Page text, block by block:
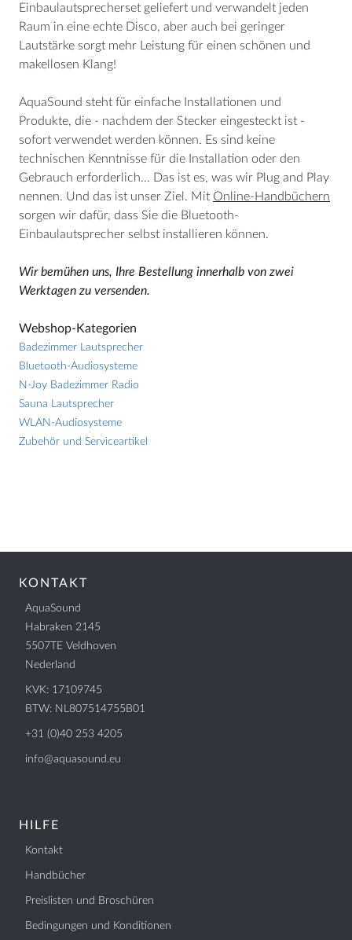
Webshop-Kategorien
Badezimmer Lautsprecher
Bluetooth-Audiosysteme
N-Joy Badezimmer Radio
Sauna Lautsprecher
WLAN-Audiosysteme
Zubehör und Serviceartikel
Einbaulautsprecherset geliefert und verwandelt jeden
Raum in eine echte Disco, aber auch bei geringer
Lautstärke sorgt mehr Leistung für einen schönen und
makellosen Klang!
AquaSound steht für einfache Installationen und
Produkte, die - nachdem der Stecker eingesteckt ist -
sofort verwendet werden können. Es sind keine
technischen Kenntnisse für die Installation oder den
Gebrauch erforderlich... Das ist es, was wir Plug and Play
nennen. Und das ist unser Ziel. Mit Online-Handbüchern
sorgen wir dafür, dass Sie die Bluetooth-
Einbaulautsprecher selbst installieren können.
Wir bemühen uns, Ihre Bestellung innerhalb von zwei
Werktagen zu versenden.
KONTAKT
AquaSound
Habraken 2145
5507TE Veldhoven
Nederland
KVK: 17109745
BTW: NL807514755B01
+31 (0)40 253 4205
info@aquasound.eu
HILFE
Kontakt
Handbücher
Preislisten und Broschüren
Bedingungen und Konditionen